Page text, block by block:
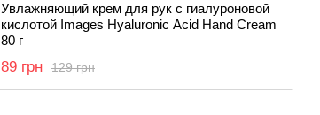
Увлажняющий крем для рук с гиалуроновой
кислотой Images Hyaluronic Acid Hand Cream
80 г
129 грн
89 грн